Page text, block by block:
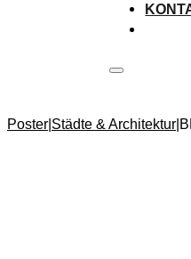
Poster|Städte & Architektur|